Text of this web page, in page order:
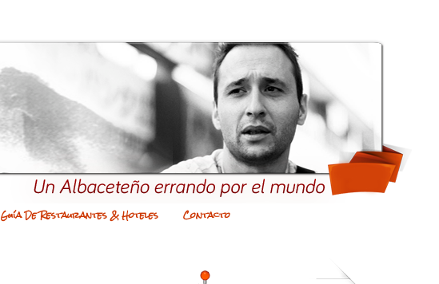
Guía De Restaurantes & Hoteles Contacto